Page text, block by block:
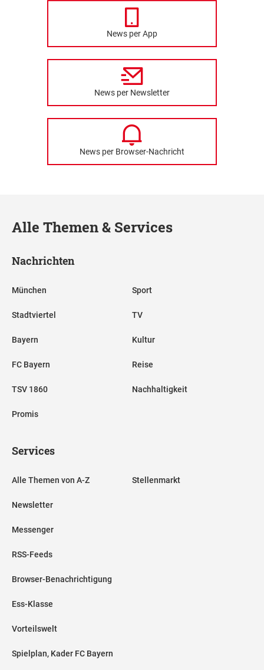
News per App
News per Newsletter
News per Browser-Nachricht
Alle Themen & Services
Nachrichten
München
Stadtviertel
Bayern
FC Bayern
TSV 1860
Promis
Sport
TV
Kultur
Reise
Nachhaltigkeit
Services
Alle Themen von A-Z
Newsletter
Messenger
RSS-Feeds
Browser-Benachrichtigung
Ess-Klasse
Vorteilswelt
Spielplan, Kader FC Bayern
Stellenmarkt